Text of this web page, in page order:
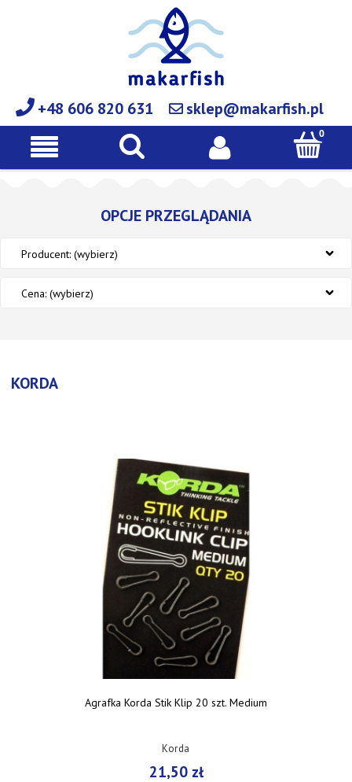
+48 606 820 631 sklep@makarfish.pl
OPCJE PRZEGLĄDANIA
Producent: (wybierz)
Cena: (wybierz)
KORDA
Agrafka Korda Stik Klip 20 szt. Medium
Korda
21,50 zł